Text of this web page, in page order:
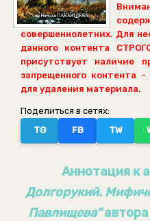
совершеннолетних. Для
данного контента
присутствует наличие
запрещенного контента
для удаления материала.
Поделиться в сетях:
TG
FB TW
Аннотация к
Долгорукий.
Павлищева"автора